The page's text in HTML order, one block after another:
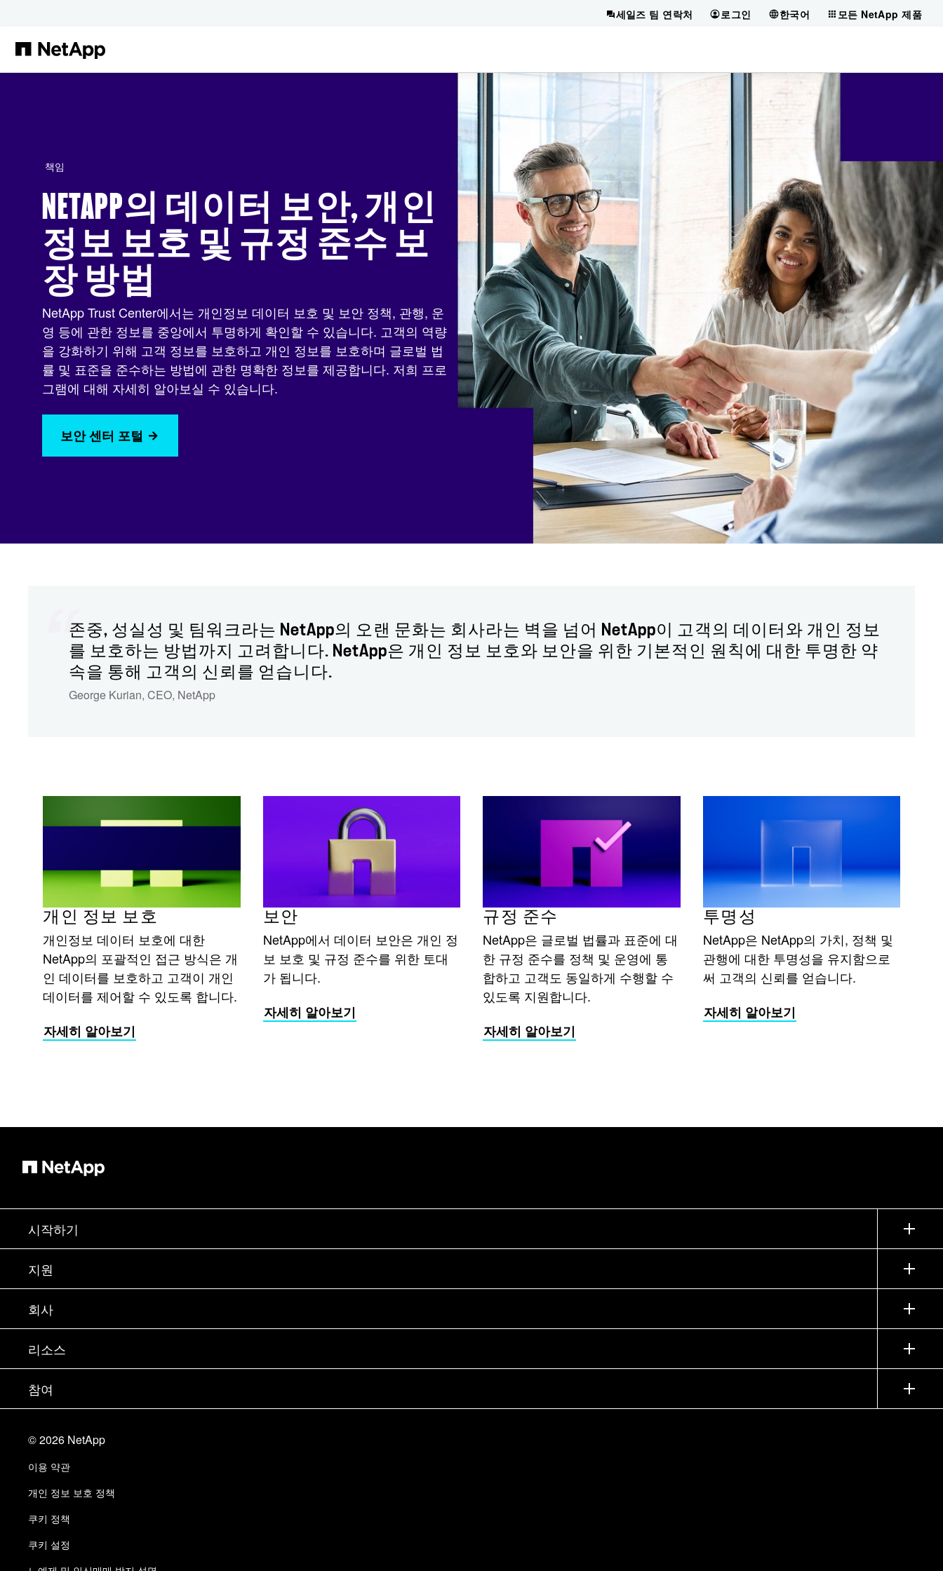
세일즈 팀 연락처 로그인 한국어 모든 NetApp 제품
책임
NETAPP의 데이터 보안, 개인
정보 보호 및 규정 준수 보
장 방법
NetApp Trust Center에서는 개인정보 데이터 보호 및 보안 정책, 관행, 운
영 등에 관한 정보를 중앙에서 투명하게 확인할 수 있습니다. 고객의 역량
을 강화하기 위해 고객 정보를 보호하고 개인 정보를 보호하며 글로벌 법
률 및 표준을 준수하는 방법에 관한 명확한 정보를 제공합니다. 저희 프로
그램에 대해 자세히 알아보실 수 있습니다.
보안 센터 포털
존중, 성실성 및 팀워크라는 NetApp의 오랜 문화는 회사라는 벽을 넘어 NetApp이 고객의 데이터와 개인 정보
를 보호하는 방법까지 고려합니다. NetApp은 개인 정보 보호와 보안을 위한 기본적인 원칙에 대한 투명한 약
속을 통해 고객의 신뢰를 얻습니다.
George Kurian, CEO, NetApp
개인 정보 보호
개인정보 데이터 보호에 대한
NetApp의 포괄적인 접근 방식은 개
인 데이터를 보호하고 고객이 개인
데이터를 제어할 수 있도록 합니다.
자세히 알아보기
보안
NetApp에서 데이터 보안은 개인 정
보 보호 및 규정 준수를 위한 토대
가 됩니다.
자세히 알아보기
규정 준수
NetApp은 글로벌 법률과 표준에 대
한 규정 준수를 정책 및 운영에 통
합하고 고객도 동일하게 수행할 수
있도록 지원합니다.
자세히 알아보기
투명성
NetApp은 NetApp의 가치, 정책 및
관행에 대한 투명성을 유지함으로
써 고객의 신뢰를 얻습니다.
자세히 알아보기
시작하기
구입 방법
세일즈 팀 연락처
파트너 찾기
경영진 브리핑
제품 소개
지원
지원
교육
설명서
커뮤니티
알아보기
회사
회사
파트너
채용
Trust Center
책임 및 지속가능성
품질 인증
NetApp Instaclustr
리소스
뉴스룸
이벤트
블로그
고객 경험
고객 사례
참여
사이트 피드백
액세스 가능성
이메일 구독
©2026 NetApp
이용 약관
개인 정보 보호 정책
쿠키 정책
쿠키 설정